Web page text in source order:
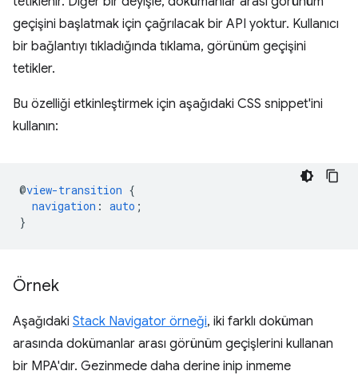
geçişini başlatmak için çağrılacak bir API yoktur. Kullanıcı
bir bağlantıyı tıkladığında tıklama, görünüm geçişini
tetikler.
Bu özelliği etkinleştirmek için aşağıdaki CSS snippet'ini
kullanın:
@view-transition {
navigation : auto ;
}
Örnek
Aşağıdaki Stack Navigator örneği, iki farklı doküman
arasında dokümanlar arası görünüm geçişlerini kullanan
bir MPA'dır. Gezinmede daha derine inip inmeme